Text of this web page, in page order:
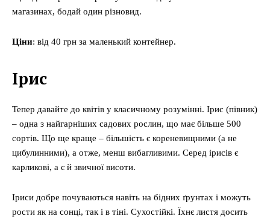
магазинах, бодай один різновид.
Ціни: від 40 грн за маленький контейнер.
Ірис
Тепер давайте до квітів у класичному розумінні. Ірис (півник)
– одна з найгарніших садових рослин, що має більше 500
сортів. Що ще краще – більшість є кореневищними (а не
цибулинними), а отже, менш вибагливими. Серед ірисів є
карликові, а є й звичної висоти.
Іриси добре почуваються навіть на бідних ґрунтах і можуть
рости як на сонці, так і в тіні. Сухостійкі. Їхнє листя досить